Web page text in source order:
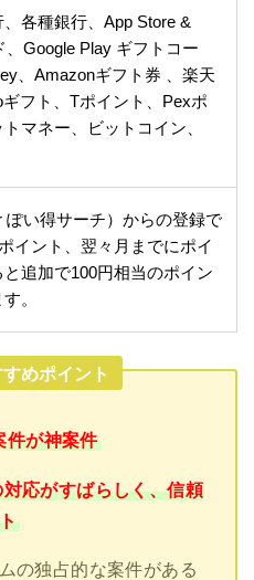
各種銀行、App Store &
、Google Play ギフトコー
、Amazonギフト券 、楽天
ギフト、Tポイント、Pexポ
マネー、ビットコイン、
ぽい得サーチ）からの登録で
イント、翌々月までにポイ
と追加で100円相当のポイン
。
めポイント
件が神案件
応がすばらしく、信頼
の独占的な案件がある